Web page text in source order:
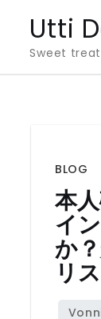
content
Utti
Sweet
BLOG
本
イ
か
リ